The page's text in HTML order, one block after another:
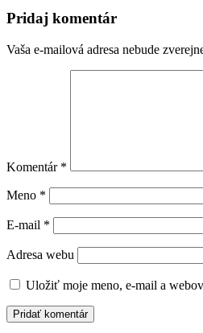
Pridaj komentár
Vaša e-mailová adresa nebude
Komentár *
Meno *
E-mail *
Adresa webu
Uložiť moje meno, e-mail a